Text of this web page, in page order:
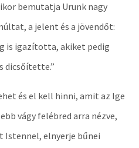
bemutatja Urunk nagy
a jelent és a jövendőt:
is igazította, akiket pedig
dicsőítette.”
és el kell hinni, amit az Ige
vágy felébred arra nézve,
Istennel, elnyerje bűnei